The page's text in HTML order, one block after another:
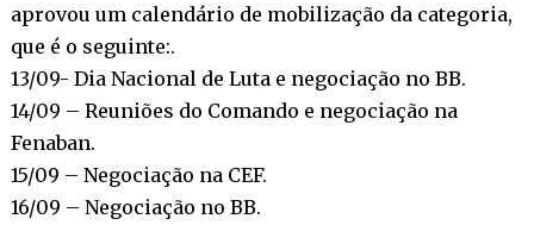
aprovou um calendário de mobilização da categoria,
que é o seguinte:.
13/09- Dia Nacional de Luta e negociação no BB.
14/09 – Reuniões do Comando e negociação na
Fenaban.
15/09 – Negociação na CEF.
16/09 – Negociação no BB.